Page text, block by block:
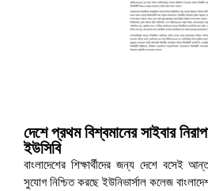
দেশে প্রথম বিশ্বমানের সাইবার
ইউসিবি
বাংলাদেশের শিক্ষার্থীদের জন্য দেশে বসেই
সুযোগ নিশ্চিত করছে ইউনিভার্সাল কলেজ